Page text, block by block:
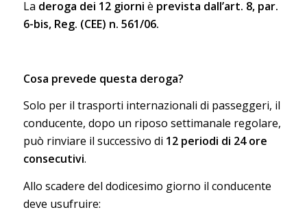
La deroga dei 12 giorni è prevista dall’art. 8, par.
6-bis, Reg. (CEE) n. 561/06.
Cosa prevede questa deroga?
Solo per il trasporti internazionali di passeggeri, il
conducente, dopo un riposo settimanale regolare,
può rinviare il successivo di 12 periodi di 24 ore
consecutivi.
Allo scadere del dodicesimo giorno il conducente
deve usufruire: